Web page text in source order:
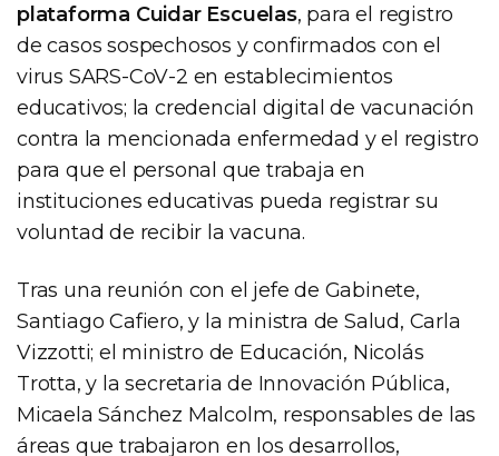
plataforma Cuidar Escuelas, para el registro
de casos sospechosos y confirmados con el
virus SARS-CoV-2 en establecimientos
educativos; la credencial digital de vacunación
contra la mencionada enfermedad y el registro
para que el personal que trabaja en
instituciones educativas pueda registrar su
voluntad de recibir la vacuna.
Tras una reunión con el jefe de Gabinete,
Santiago Cafiero, y la ministra de Salud, Carla
Vizzotti; el ministro de Educación, Nicolás
Trotta, y la secretaria de Innovación Pública,
Micaela Sánchez Malcolm, responsables de las
áreas que trabajaron en los desarrollos,